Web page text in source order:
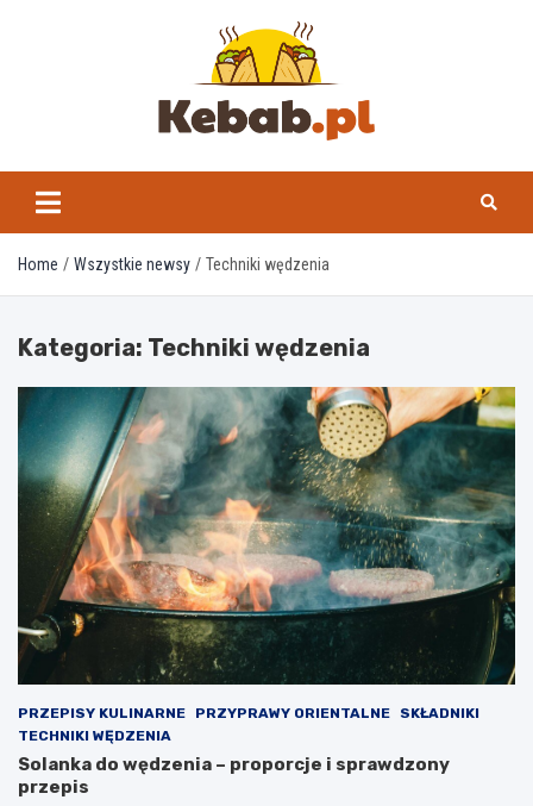
kebab.pl
Home Wszystkie newsy Techniki wędzenia
Kategoria: Techniki wędzenia
PRZEPISY KULINARNE PRZYPRAWY ORIENTALNE
SKŁADNIKI
TECHNIKI WĘDZENIA
Solanka do wędzenia – proporcje i sprawdzony
przepis